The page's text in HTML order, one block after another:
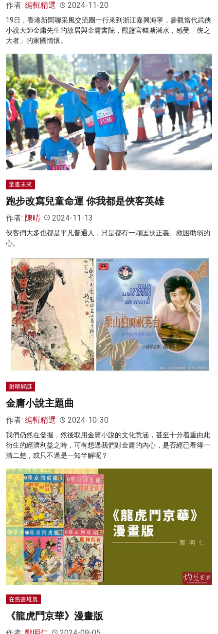
作者: 編輯精選 2024-11-20
19日，香港新聞聯采風交流團一行來到浙江嘉興海寧，參觀當代武俠
小說大師金庸先生的故居與金庸書院，觀鹽官錢塘潮水，感受「俠之
大者」的家國情懷。
童畫未來
跑步改寫兒童命運 你我都是俠客英雄
作者: 陳晴 2024-11-13
俠客們大多也都是平凡普通人，只是都有一顆匡扶正義、救困助弱的
心。
射鵰解謎
金庸小說主題曲
作者: 編輯精選 2024-10-30
我們仍然在發掘，然後取用金庸小說的文化意涵，甚至十分着重由此
衍生的經濟利益之時，可有想過我們對金庸的內心，是否經已看得一
清二楚，或只不過是一知半解呢？
在舊書堆裏
《龍虎鬥京華》漫畫版